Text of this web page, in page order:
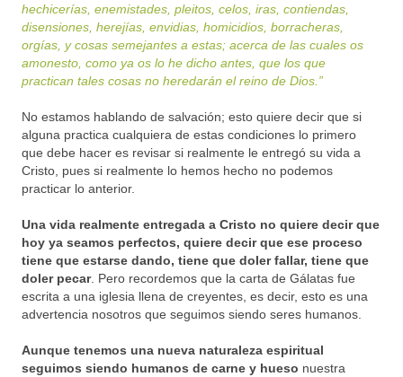
hechicerías, enemistades, pleitos, celos, iras, contiendas,
disensiones, herejías, envidias, homicidios, borracheras,
orgías, y cosas semejantes a estas; acerca de las cuales os
amonesto, como ya os lo he dicho antes, que los que
practican tales cosas no heredarán el reino de Dios.”
No estamos hablando de salvación; esto quiere decir que si
alguna practica cualquiera de estas condiciones lo primero
que debe hacer es revisar si realmente le entregó su vida a
Cristo, pues si realmente lo hemos hecho no podemos
practicar lo anterior.
Una vida realmente entregada a Cristo no quiere decir que
hoy ya seamos perfectos, quiere decir que ese proceso
tiene que estarse dando, tiene que doler fallar, tiene que
doler pecar. Pero recordemos que la carta de Gálatas fue
escrita a una iglesia llena de creyentes, es decir, esto es una
advertencia nosotros que seguimos siendo seres humanos.
Aunque tenemos una nueva naturaleza espiritual
seguimos siendo humanos de carne y hueso nuestra